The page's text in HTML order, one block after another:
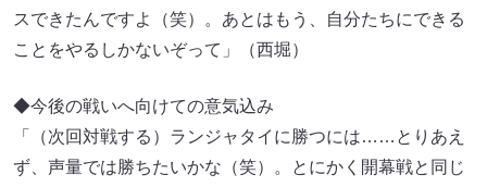
スできたんですよ（笑）。あとはもう、自分たちにできる
ことをやるしかないぞって」（西堀）
◆今後の戦いへ向けての意気込み
「（次回対戦する）ランジャタイに勝つには……とりあえ
ず、声量では勝ちたいかな（笑）。とにかく開幕戦と同じ